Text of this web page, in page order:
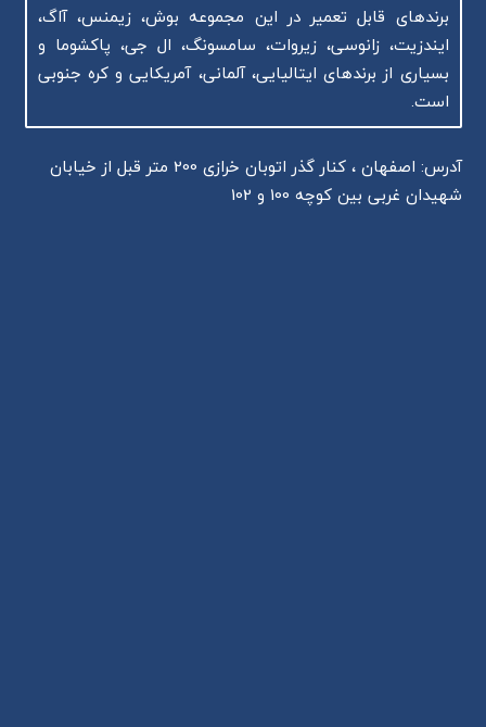
برندهای قابل تعمیر در این مجموعه بوش، زیمنس، آاگ،
ایندزیت، زانوسی، زیروات، سامسونگ، ال جی، پاکشوما و
بسیاری از برندهای ایتالیایی، آلمانی، آمریکایی و کره جنوبی
است.
آدرس: اصفهان ، کنار گذر اتوبان خرازی 200 متر قبل از خیابان
شهیدان غربی بین کوچه 100 و 102